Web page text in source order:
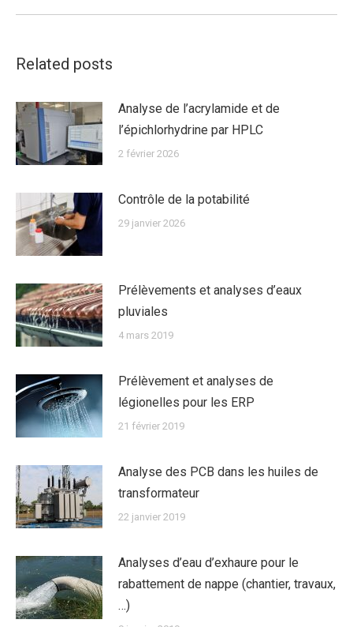
Related posts
Analyse de l’acrylamide et de
l’épichlorhydrine par HPLC
2 février 2026
Contrôle de la potabilité
29 janvier 2026
Prélèvements et analyses d’eaux
pluviales
4 mars 2019
Prélèvement et analyses de
légionelles pour les ERP
21 février 2019
Analyse des PCB dans les huiles de
transformateur
22 janvier 2019
Analyses d’eau d’exhaure pour le
rabattement de nappe (chantier, travaux,
…)